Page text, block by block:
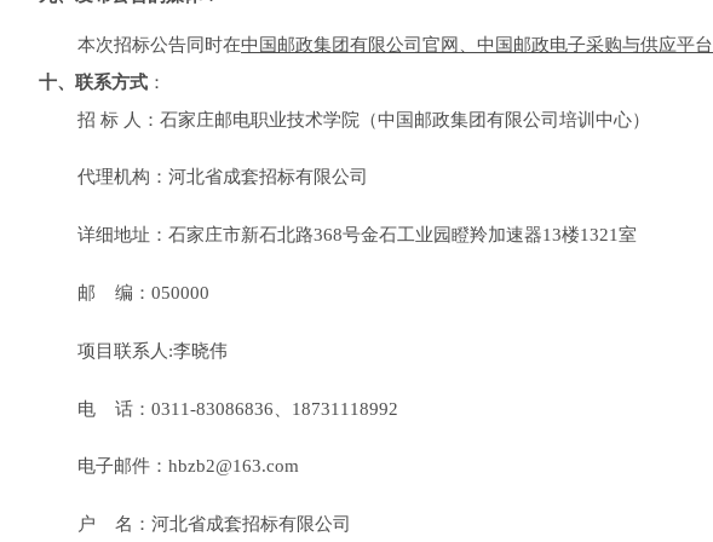
本次招标公告同时在中国邮政集团有限公司官网、中国邮政电子采购与供应平台
十、联系方式 ：
招 标 人 ：石家庄邮电职业技术学院（中国邮政集团有限公司培训中心）
代理机构：河北省成套招标有限公司
详细地址：石家庄市新石北路368号金石工业园瞪羚加速器13楼1321室
邮 编： 050000
项目联系人 :李晓伟
电 话： 0311-83086836、18731118992
电子邮件： hbzb2@163.com
户 名：河北省成套招标有限公司